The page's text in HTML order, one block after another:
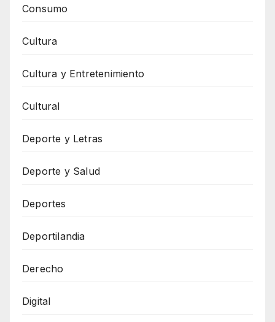
Consumo
Cultura
Cultura y Entretenimiento
Cultural
Deporte y Letras
Deporte y Salud
Deportes
Deportilandia
Derecho
Digital